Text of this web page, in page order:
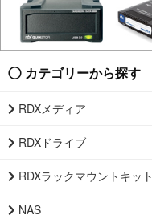
カテゴリーから探す
RDXメディア
RDXドライブ
RDXラックマウントキット
NAS